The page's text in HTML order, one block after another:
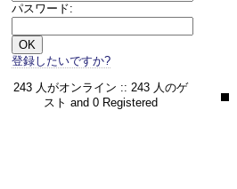
パスワード:
登録したいですか?
243 人がオンライン :: 243 人のゲ
スト and 0 Registered